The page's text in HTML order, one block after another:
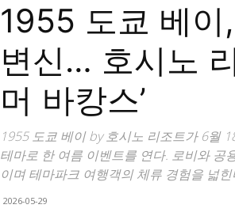
1955 도쿄 베
변신… 호시노
머 바캉스’
1955 도쿄 베이 by 호시노 리조트가 6월
테마로 한 여름 이벤트를 연다. 로비와 공
이며 테마파크 여행객의 체류 경험을 넓힌
2026-05-29